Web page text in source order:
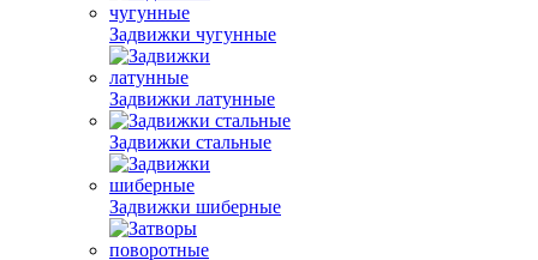
Задвижки чугунные
Задвижки латунные
Задвижки стальные
Задвижки шиберные